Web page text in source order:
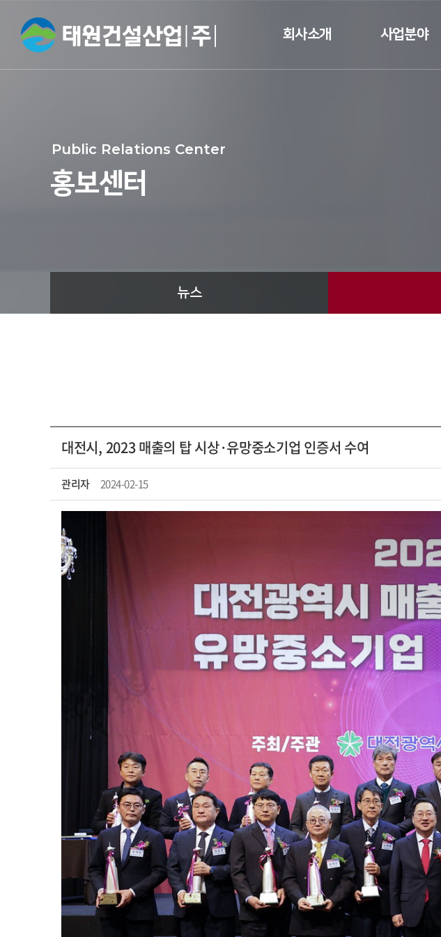
회사소개 사업분야
Public Relations Center
홍보센터
뉴스
대전시, 2023 매출의 탑 시상·유망중소기업 인증서 수여
관리자 2024-02-15